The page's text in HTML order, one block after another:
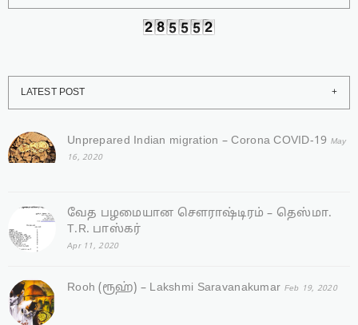
LATEST POST
Unprepared Indian migration – Corona COVID-19 May
16, 2020
வேத பழமையான சௌராஷ்டிரம் – தெஸ்மா.
T.R. பாஸ்கர்
Apr 11, 2020
Rooh (ரூஹ்) – Lakshmi Saravanakumar Feb 19, 2020